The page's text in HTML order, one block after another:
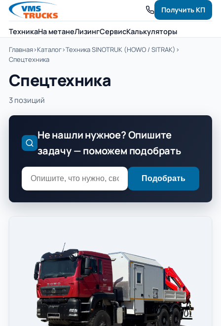
ТехникаНа метанеЛизингСервисКалькуляторы
Получить КП
Главная›Каталог›Техника SINOTRUK (HOWO / SITRAK) ›
Спецтехника
Спецтехника
3 позиций
Не нашли нужное? Опишите
задачу — поможем подобрать
Подобрать